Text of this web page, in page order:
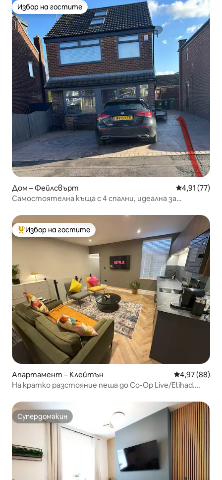
Избор на гостите
Избор на гостите
Дом – Фейлсвърт Средна
4,91 (77)
Самостоятелна къща с 4 спални, идеална за
Най-популярен избор на гостите
Избор на гостите
Апартамент – Клейтън Средна
4,97 (88)
На кратко разстояние пеша до Co-Op Live/Etihad.
Супердомакин
Супердомакин